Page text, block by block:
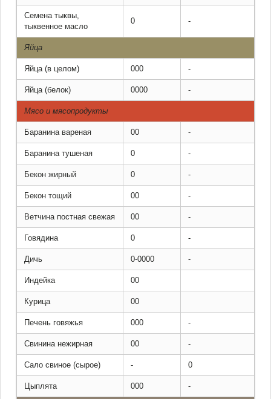
Семена тыквы,
тыквенное масло
0 -
Яйца
Яйца (в целом) 000 -
Яйца (белок) 0000 -
Мясо и мясопродукты
Баранина вареная 00 -
Баранина тушеная 0 -
Бекон жирный 0 -
Бекон тощий 00 -
Ветчина постная свежая 00 -
Говядина 0 -
Дичь 0-0000 -
Индейка 00
Курица 00
Печень говяжья 000 -
Свинина нежирная 00 -
Сало свиное (сырое) - 0
Цыплята 000 -